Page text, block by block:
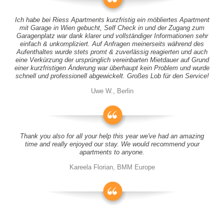
Ich habe bei Riess Apartments kurzfristig ein möbliertes Apartment
mit Garage in Wien gebucht, Self Check in und der Zugang zum
Garagenplatz war dank klarer und vollständiger Informationen sehr
einfach & unkompliziert. Auf Anfragen meinerseits während des
Aufenthaltes wurde stets promt & zuverlässig reagierten und auch
eine Verkürzung der ursprünglich vereinbarten Mietdauer auf Grund
einer kurzfristigen Änderung war überhaupt kein Problem und wurde
schnell und professionell abgewickelt. Großes Lob für den Service!
Uwe W., Berlin
Thank you also for all your help this year we've had an amazing
time and really enjoyed our stay. We would recommend your
apartments to anyone.
Kareela Florian, BMM Europe